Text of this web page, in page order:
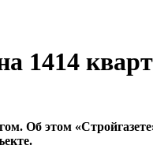
1414
Об этом